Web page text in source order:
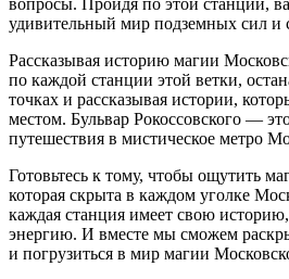
удивительный мир подземных сил и
Рассказывая историю магии
по каждой станции этой ветки,
точках и рассказывая истории,
местом. Бульвар Рокоссовского —
путешествия в мистическое метро
Готовьтесь к тому, чтобы ощутить
которая скрыта в каждом уголке
каждая станция имеет свою
энергию. И вместе мы сможем
и погрузиться в мир магии